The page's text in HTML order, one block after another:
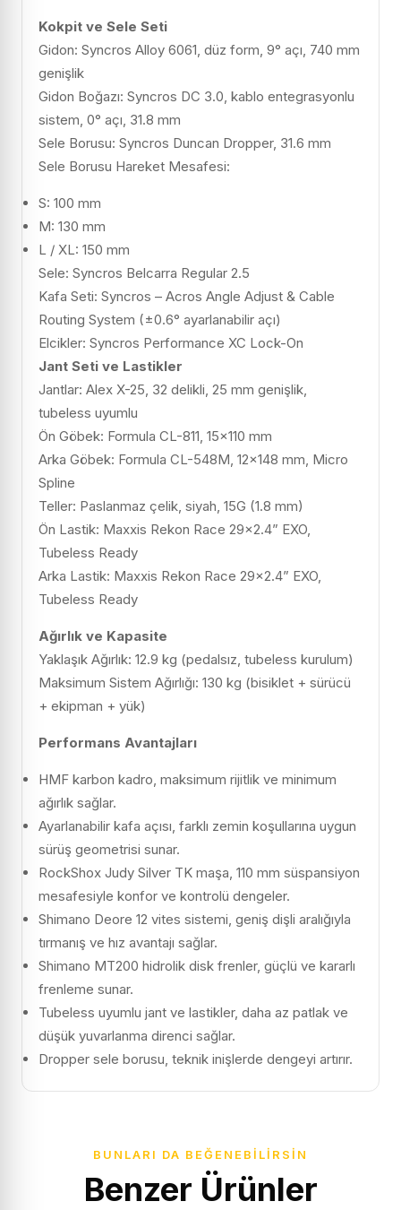
Kokpit ve Sele Seti
Gidon: Syncros Alloy 6061, düz form, 9° açı, 740 mm
genişlik
Gidon Boğazı: Syncros DC 3.0, kablo entegrasyonlu
sistem, 0° açı, 31.8 mm
Sele Borusu: Syncros Duncan Dropper, 31.6 mm
Sele Borusu Hareket Mesafesi:
S: 100 mm
M: 130 mm
L / XL: 150 mm
Sele: Syncros Belcarra Regular 2.5
Kafa Seti: Syncros – Acros Angle Adjust & Cable
Routing System (±0.6° ayarlanabilir açı)
Elcikler: Syncros Performance XC Lock-On
Jant Seti ve Lastikler
Jantlar: Alex X-25, 32 delikli, 25 mm genişlik,
tubeless uyumlu
Ön Göbek: Formula CL-811, 15×110 mm
Arka Göbek: Formula CL-548M, 12×148 mm, Micro
Spline
Teller: Paslanmaz çelik, siyah, 15G (1.8 mm)
Ön Lastik: Maxxis Rekon Race 29×2.4” EXO,
Tubeless Ready
Arka Lastik: Maxxis Rekon Race 29×2.4” EXO,
Tubeless Ready
Ağırlık ve Kapasite
Yaklaşık Ağırlık: 12.9 kg (pedalsız, tubeless kurulum)
Maksimum Sistem Ağırlığı: 130 kg (bisiklet + sürücü
+ ekipman + yük)
Performans Avantajları
HMF karbon kadro, maksimum rijitlik ve minimum
ağırlık sağlar.
Ayarlanabilir kafa açısı, farklı zemin koşullarına uygun
sürüş geometrisi sunar.
RockShox Judy Silver TK maşa, 110 mm süspansiyon
mesafesiyle konfor ve kontrolü dengeler.
Shimano Deore 12 vites sistemi, geniş dişli aralığıyla
tırmanış ve hız avantajı sağlar.
Shimano MT200 hidrolik disk frenler, güçlü ve kararlı
frenleme sunar.
Tubeless uyumlu jant ve lastikler, daha az patlak ve
düşük yuvarlanma direnci sağlar.
Dropper sele borusu, teknik inişlerde dengeyi artırır.
BUNLARI DA BEĞENEBILIRSIN
Benzer Ürünler